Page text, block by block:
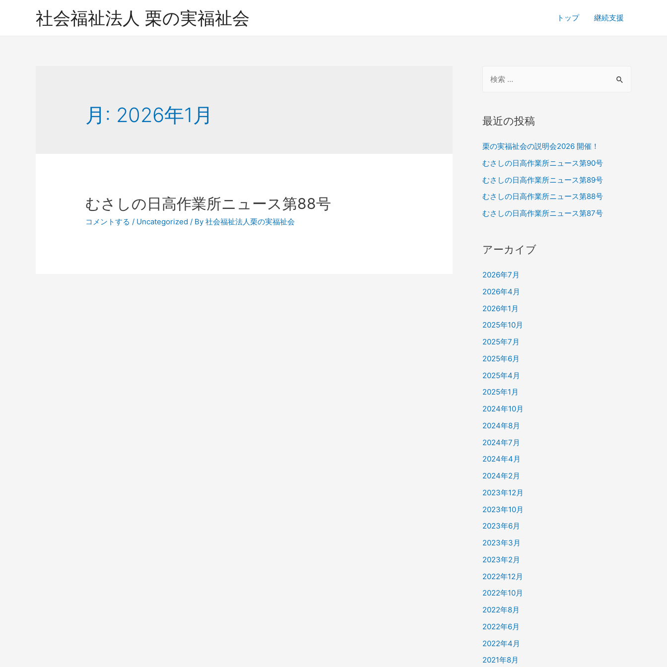
社会福祉法人 栗の実福祉会 トップ 継続支援
月: 2026年1月
むさしの日高作業所ニュース第88号
コメントする / Uncategorized / By社会福祉法人栗の実福祉会
象
最近の投稿
栗の実福祉会の説明会2026 開催！
むさしの日高作業所ニュース第90号
むさしの日高作業所ニュース第89号
むさしの日高作業所ニュース第88号
むさしの日高作業所ニュース第87号
アーカイブ
2026年7月
2026年4月
2026年1月
2025年10月
2025年7月
2025年6月
2025年4月
2025年1月
2024年10月
2024年8月
2024年7月
2024年4月
2024年2月
2023年12月
2023年10月
2023年6月
2023年3月
2023年2月
2022年12月
2022年10月
2022年8月
2022年6月
2022年4月
2021年8月